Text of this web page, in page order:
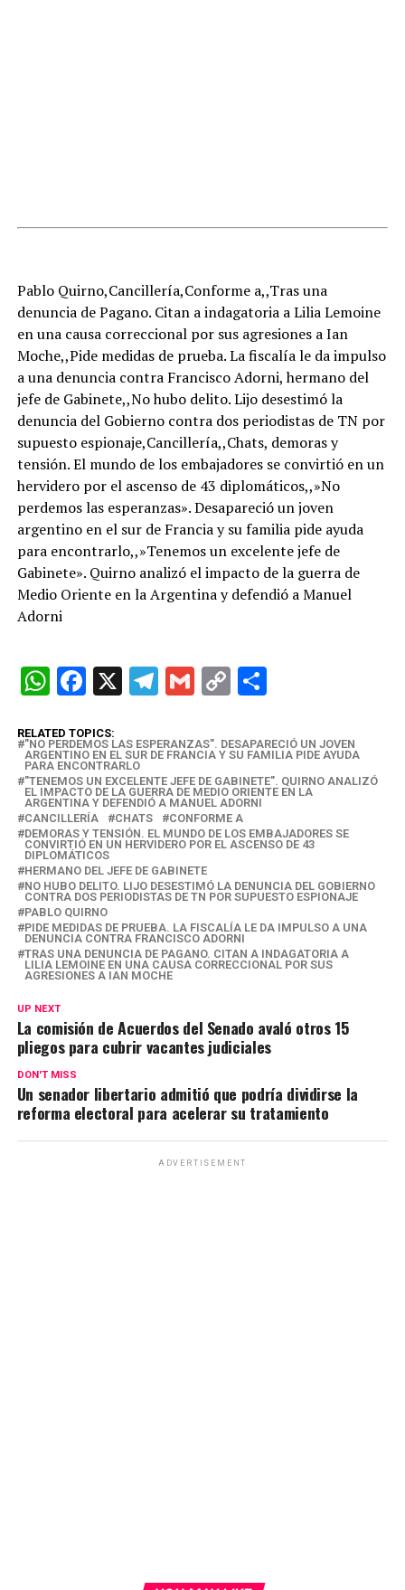
Pablo Quirno,Cancillería,Conforme a,,Tras una
denuncia de Pagano. Citan a indagatoria a Lilia Lemoine
en una causa correccional por sus agresiones a Ian
Moche,,Pide medidas de prueba. La fiscalía le da impulso
a una denuncia contra Francisco Adorni, hermano del
jefe de Gabinete,,No hubo delito. Lijo desestimó la
denuncia del Gobierno contra dos periodistas de TN por
supuesto espionaje,Cancillería,,Chats, demoras y
tensión. El mundo de los embajadores se convirtió en un
hervidero por el ascenso de 43 diplomáticos,,»No
perdemos las esperanzas». Desapareció un joven
argentino en el sur de Francia y su familia pide ayuda
para encontrarlo,,»Tenemos un excelente jefe de
Gabinete». Quirno analizó el impacto de la guerra de
Medio Oriente en la Argentina y defendió a Manuel
Adorni
W
at
s
A
p
p
F
ce
b
o
o
k
X T
e
gr
a
m
G
ail
C
py
Li
n
k
C
m
p
ar
tir
RELATED TOPICS:
"NO PERDEMOS LAS ESPERANZAS". DESAPARECIÓ UN JOVEN
ARGENTINO EN EL SUR DE FRANCIA Y SU FAMILIA PIDE AYUDA
PARA ENCONTRARLO
"TENEMOS UN EXCELENTE JEFE DE GABINETE". QUIRNO ANALIZÓ
EL IMPACTO DE LA GUERRA DE MEDIO ORIENTE EN LA
ARGENTINA Y DEFENDIÓ A MANUEL ADORNI
CANCILLERÍA
CHATS
CONFORME A
DEMORAS Y TENSIÓN. EL MUNDO DE LOS EMBAJADORES SE
CONVIRTIÓ EN UN HERVIDERO POR EL ASCENSO DE 43
DIPLOMÁTICOS
HERMANO DEL JEFE DE GABINETE
NO HUBO DELITO. LIJO DESESTIMÓ LA DENUNCIA DEL GOBIERNO
CONTRA DOS PERIODISTAS DE TN POR SUPUESTO ESPIONAJE
PABLO QUIRNO
PIDE MEDIDAS DE PRUEBA. LA FISCALÍA LE DA IMPULSO A UNA
DENUNCIA CONTRA FRANCISCO ADORNI
TRAS UNA DENUNCIA DE PAGANO. CITAN A INDAGATORIA A
LILIA LEMOINE EN UNA CAUSA CORRECCIONAL POR SUS
AGRESIONES A IAN MOCHE
UP NEXT
La comisión de Acuerdos del Senado avaló otros 15
pliegos para cubrir vacantes judiciales
DON'T MISS
Un senador libertario admitió que podría dividirse la
reforma electoral para acelerar su tratamiento
ADVERTISEMENT